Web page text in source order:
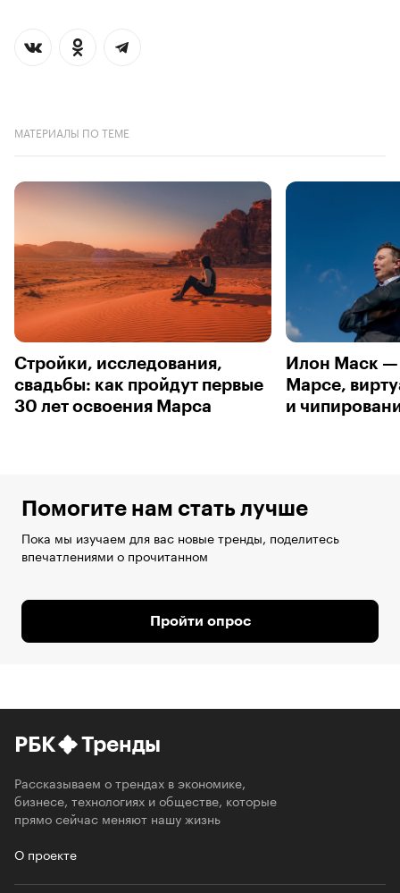
МАТЕРИАЛЫ ПО ТЕМЕ
Стройки, исследования,
свадьбы: как пройдут первые
30 лет освоения Марса
Илон Маск —
Марсе,
и
Помогите нам стать лучше
Пока мы изучаем для вас новые тренды, поделитесь
впечатлениями о прочитанном
Пройти опрос
РБК Тренды
Рассказываем о трендах в экономике,
бизнесе, технологиях и обществе, которые
прямо сейчас меняют нашу жизнь
О проекте